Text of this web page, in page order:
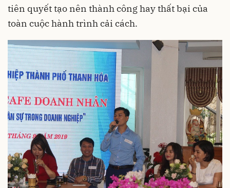
tiên quyết tạo nên thành công hay thất bại của
toàn cuộc hành trình cải cách.